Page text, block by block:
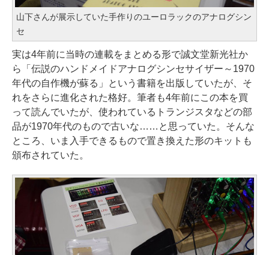
山下さんが展示していた手作りのユーロラックのアナログシン
セ
実は4年前に当時の連載をまとめる形で誠文堂新光社か
ら「伝説のハンドメイドアナログシンセサイザー～1970
年代の自作機が蘇る」という書籍を出版していたが、そ
れをさらに進化された格好。筆者も4年前にこの本を買
って読んでいたが、使われているトランジスタなどの部
品が1970年代のもので古いな……と思っていた。そんな
ところ、いま入手できるもので置き換えた形のキットも
頒布されていた。